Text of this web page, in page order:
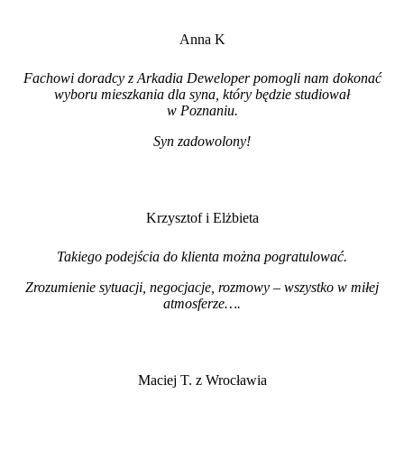
Anna K
Fachowi doradcy z Arkadia Deweloper pomogli nam dokonać
wyboru mieszkania dla syna, który będzie studiował
w Poznaniu.
Syn zadowolony!
Krzysztof i Elżbieta
Takiego podejścia do klienta można pogratulować.
Zrozumienie sytuacji, negocjacje, rozmowy – wszystko w miłej
atmosferze….
Maciej T. z Wrocławia